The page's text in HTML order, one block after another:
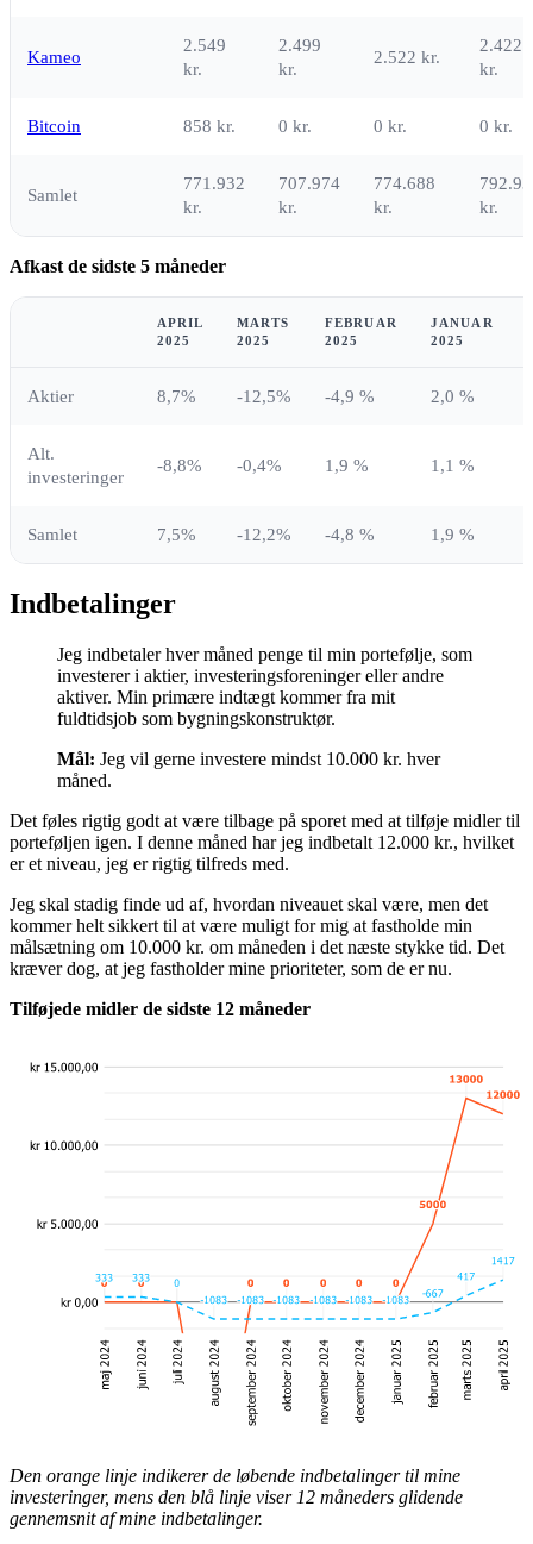
Kameo
2.549
kr.
2.499
kr.
2.522 kr.
2.422
kr.
Bitcoin 858 kr. 0 kr. 0 kr. 0 kr.
Samlet
771.932
kr.
707.974
kr.
774.688
kr.
kr.
Afkast de sidste 5 måneder
APRIL
2025
MARTS
2025
FEBRUAR
2025
JANUAR
2025
Aktier 8,7% -12,5% -4,9 % 2,0 %
Alt.
investeringer
-8,8% -0,4% 1,9 % 1,1 %
Samlet 7,5% -12,2% -4,8 % 1,9 %
Indbetalinger
Jeg indbetaler hver måned penge til min portefølje, som
investerer i aktier, investeringsforeninger eller andre
aktiver. Min primære indtægt kommer fra mit
fuldtidsjob som bygningskonstruktør.
Mål: Jeg vil gerne investere mindst 10.000 kr. hver
måned.
Det føles rigtig godt at være tilbage på sporet med at tilføje midler til
porteføljen igen. I denne måned har jeg indbetalt 12.000 kr., hvilket
er et niveau, jeg er rigtig tilfreds med.
Jeg skal stadig finde ud af, hvordan niveauet skal være, men det
kommer helt sikkert til at være muligt for mig at fastholde min
målsætning om 10.000 kr. om måneden i det næste stykke tid. Det
kræver dog, at jeg fastholder mine prioriteter, som de er nu.
Tilføjede midler de sidste 12 måneder
Den orange linje indikerer de løbende indbetalinger til mine
investeringer, mens den blå linje viser 12 måneders glidende
gennemsnit af mine indbetalinger.